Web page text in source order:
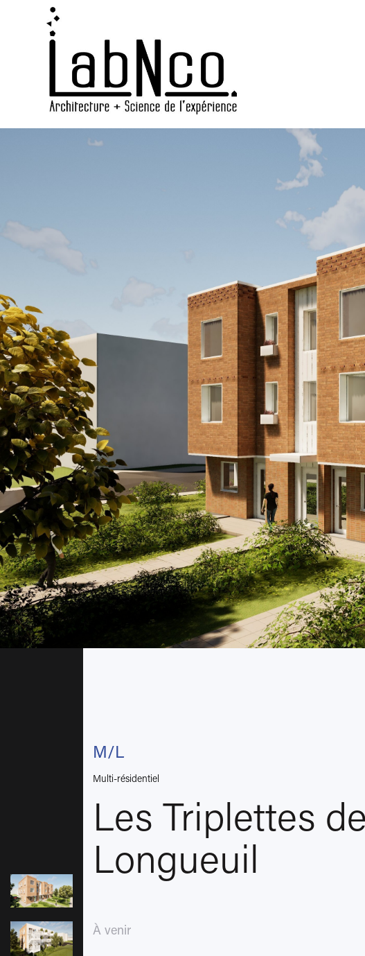
M/L
Multi-résidentiel
Les Triplettes de
Longueuil
À venir